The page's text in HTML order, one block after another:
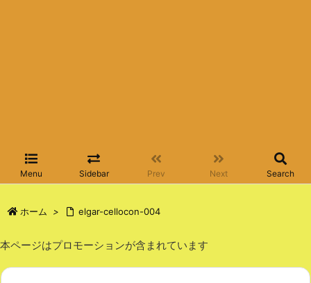
Menu Sidebar Prev Next Search
ホーム > elgar-cellocon-004
本ページはプロモーションが含まれています